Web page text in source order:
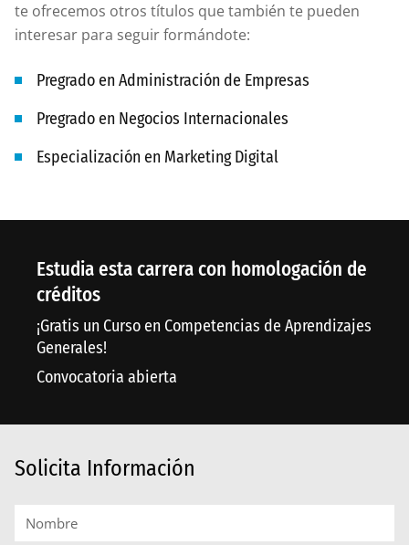
te ofrecemos otros títulos que también te pueden
interesar para seguir formándote:
Pregrado en Administración de Empresas
Pregrado en Negocios Internacionales
Especialización en Marketing Digital
Estudia esta carrera con homologación de
créditos
¡Gratis un Curso en Competencias de Aprendizajes
Generales!
Convocatoria abierta
Solicita Información